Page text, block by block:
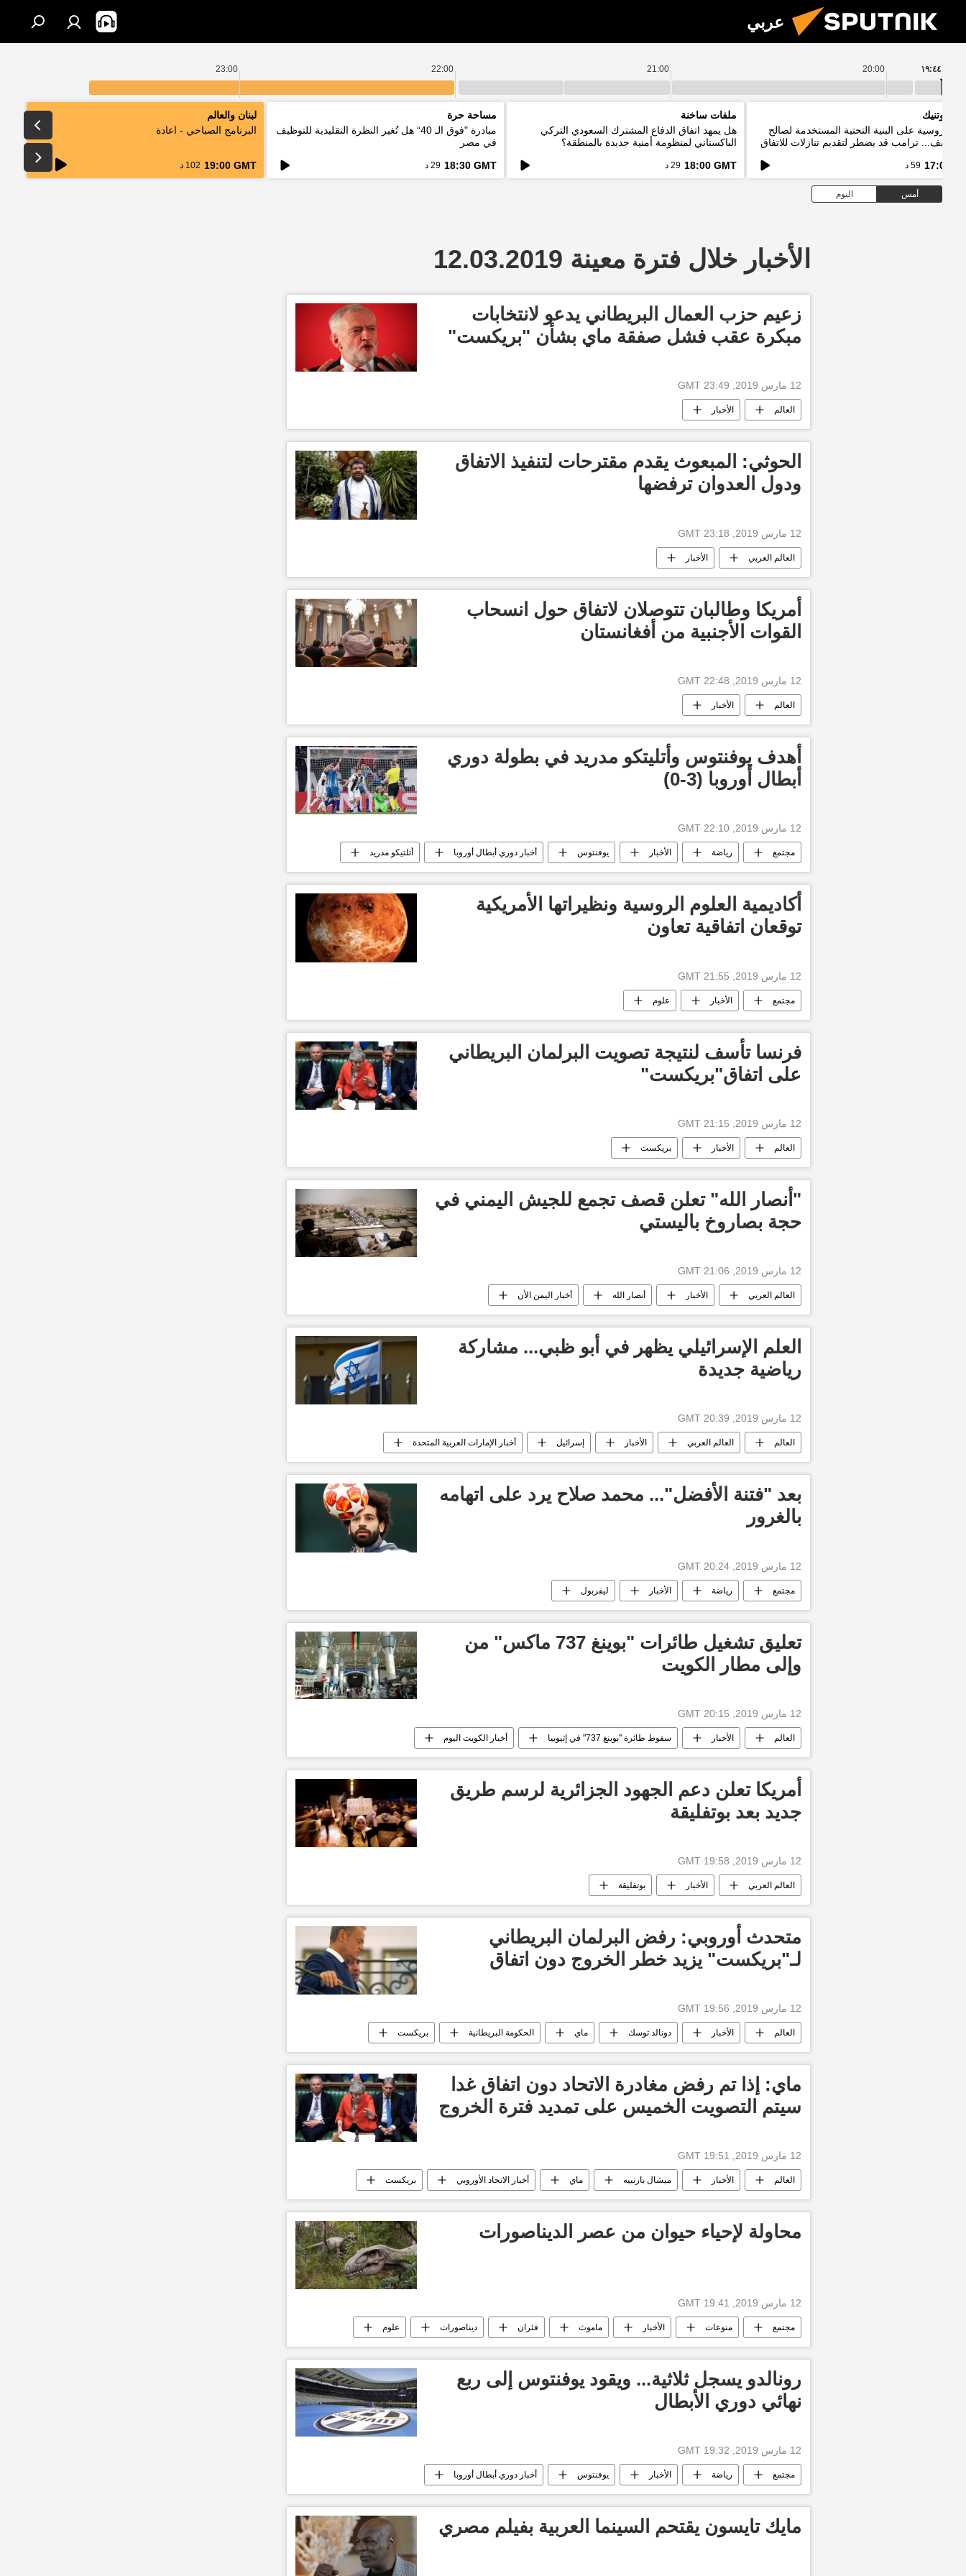
عربي
20:00
21:00
22:00
23:00 ١٩:٤٤
سبوتنيك
روسية على البنية التحتية المستخدمة لصالح
كييف... ترامب قد يضطر لتقديم تنازلات للاتفاق
17:00 59 د
ملفات ساخنة
هل يمهد اتفاق الدفاع المشترك السعودي التركي
الباكستاني لمنظومة أمنية جديدة بالمنطقة؟
18:00 GMT 29 د
مساحة حرة
مبادرة "فوق الـ 40“ هل تُغير النظرة التقليدية للتوظيف
في مصر
18:30 GMT 29 د
لبنان والعالم
البرنامج الصباحي - اعادة
19:00 GMT 102 د live
أمس اليوم
الأخبار خلال فترة معينة 12.03.2019
زعيم حزب العمال البريطاني يدعو لانتخابات
مبكرة عقب فشل صفقة ماي بشأن "بريكست"
12 مارس 2019, 23:49 GMT
العالم الأخبار
الحوثي: المبعوث يقدم مقترحات لتنفيذ الاتفاق
ودول العدوان ترفضها
12 مارس 2019, 23:18 GMT
العالم العربي الأخبار
أمريكا وطالبان تتوصلان لاتفاق حول انسحاب
القوات الأجنبية من أفغانستان
12 مارس 2019, 22:48 GMT
العالم الأخبار
أهدف يوفنتوس وأتليتكو مدريد في بطولة دوري
أبطال أوروبا (3-0)
12 مارس 2019, 22:10 GMT
مجتمع رياضة الأخبار يوفنتوس أخبار دوري أبطال أوروبا أتلتيكو مدريد
أكاديمية العلوم الروسية ونظيراتها الأمريكية
توقعان اتفاقية تعاون
12 مارس 2019, 21:55 GMT
مجتمع الأخبار علوم
فرنسا تأسف لنتيجة تصويت البرلمان البريطاني
على اتفاق"بريكست"
12 مارس 2019, 21:15 GMT
العالم الأخبار بريكست
"أنصار الله" تعلن قصف تجمع للجيش اليمني في
حجة بصاروخ باليستي
12 مارس 2019, 21:06 GMT
العالم العربي الأخبار أنصار الله أخبار اليمن الأن
العلم الإسرائيلي يظهر في أبو ظبي... مشاركة
رياضية جديدة
12 مارس 2019, 20:39 GMT
العالم العالم العربي الأخبار إسرائيل أخبار الإمارات العربية المتحدة
بعد "فتنة الأفضل"... محمد صلاح يرد على اتهامه
بالغرور
12 مارس 2019, 20:24 GMT
مجتمع رياضة الأخبار ليفربول
تعليق تشغيل طائرات "بوينغ 737 ماكس" من
وإلى مطار الكويت
12 مارس 2019, 20:15 GMT
العالم الأخبار سقوط طائرة "بوينغ 737" في إثيوبيا أخبار الكويت اليوم
أمريكا تعلن دعم الجهود الجزائرية لرسم طريق
جديد بعد بوتفليقة
12 مارس 2019, 19:58 GMT
العالم العربي الأخبار بوتفليقة
متحدث أوروبي: رفض البرلمان البريطاني
لـ"بريكست" يزيد خطر الخروج دون اتفاق
12 مارس 2019, 19:56 GMT
العالم الأخبار دونالد توسك ماي الحكومة البريطانية بريكست
ماي: إذا تم رفض مغادرة الاتحاد دون اتفاق غدا
سيتم التصويت الخميس على تمديد فترة الخروج
12 مارس 2019, 19:51 GMT
العالم الأخبار ميشال بارنييه ماي أخبار الاتحاد الأوروبي بريكست
محاولة لإحياء حيوان من عصر الديناصورات
12 مارس 2019, 19:41 GMT
مجتمع منوعات الأخبار ماموث فئران ديناصورات علوم
أخبار اليابان
رونالدو يسجل ثلاثية... ويقود يوفنتوس إلى ربع
نهائي دوري الأبطال
12 مارس 2019, 19:32 GMT
مجتمع رياضة الأخبار يوفنتوس أخبار دوري أبطال أوروبا
أخبار الدوري الأوروبي أتلتيكو مدريد
مايك تايسون يقتحم السينما العربية بفيلم مصري